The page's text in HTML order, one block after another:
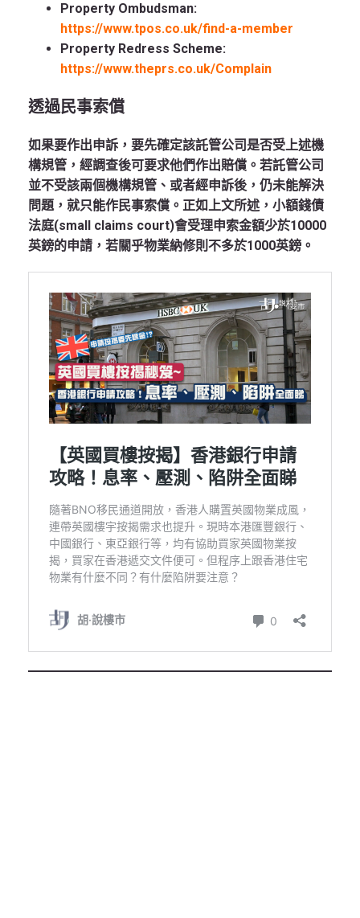
Property Ombudsman:
https://www.tpos.co.uk/find-a-member
Property Redress Scheme:
https://www.theprs.co.uk/Complain
透過民事索償
如果要作出申訴，要先確定該託管公司是否受上述機
構規管，經調查後可要求他們作出賠償。若託管公司
並不受該兩個機構規管、或者經申訴後，仍未能解決
問題，就只能作民事索償。正如上文所述，小額錢債
法庭(small claims court)會受理申索金額少於10000
英鎊的申請，若關乎物業納修則不多於1000英鎊。